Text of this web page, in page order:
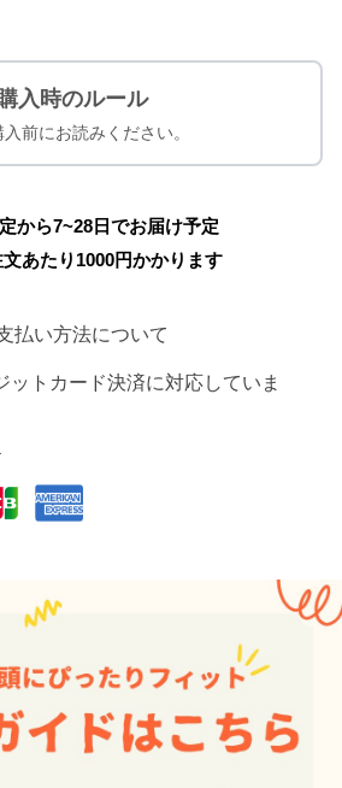
入時のルール
前にお読みください。
から7~28日でお届け予定
あたり 1000円かかります
払い方法について
ットカード決済に対応していま